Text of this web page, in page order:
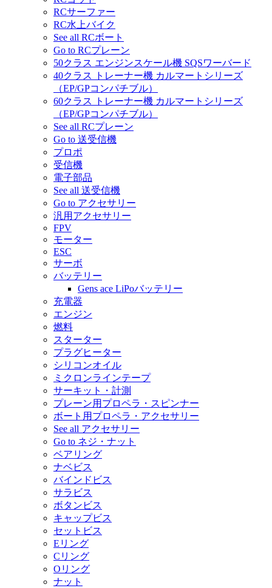
RCサーファー
RC水上バイク
See all RCボート
Go to RCプレーン
50クラス エンジンスケール機 SQSワーバード
40クラス トレーナー機 カルマートシリーズ
（EP/GPコンパチブル）
60クラス トレーナー機 カルマートシリーズ
（EP/GPコンパチブル）
See all RCプレーン
Go to 送受信機
プロポ
受信機
電子部品
See all 送受信機
Go to アクセサリー
汎用アクセサリー
FPV
モーター
ESC
サーボ
バッテリー
Gens ace LiPoバッテリー
充電器
エンジン
燃料
スターター
プラグヒーター
シリコンオイル
ミクロンラインテープ
サーキット・計測
プレーン用プロペラ・スピンナー
ボート用プロペラ・アクセサリー
See all アクセサリー
Go to ネジ・ナット
ベアリング
ナベビス
バインドビス
サラビス
ボタンビス
キャップビス
セットビス
Eリング
Cリング
Oリング
ナット